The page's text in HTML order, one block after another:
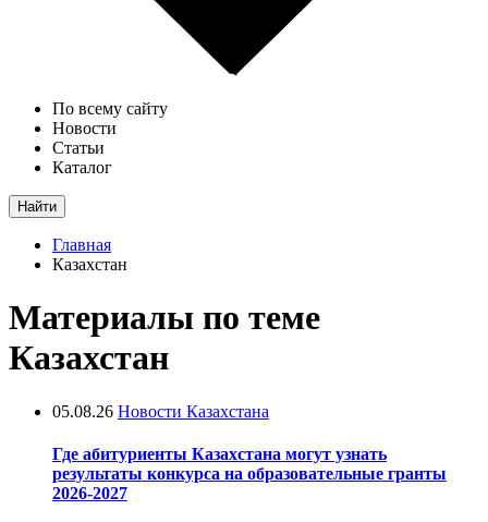
По всему сайту
Новости
Статьи
Каталог
Найти
Главная
Казахстан
Материалы по теме
Казахстан
05.08.26 Новости Казахстана
Где абитуриенты Казахстана могут узнать
результаты конкурса на образовательные гранты
2026-2027